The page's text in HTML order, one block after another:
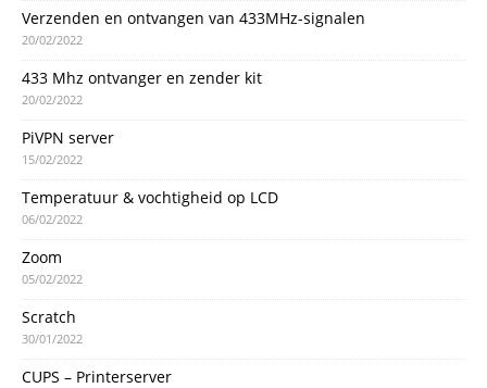
Verzenden en ontvangen van 433MHz-signalen
20/02/2022
433 Mhz ontvanger en zender kit
20/02/2022
PiVPN server
15/02/2022
Temperatuur & vochtigheid op LCD
06/02/2022
Zoom
05/02/2022
Scratch
30/01/2022
CUPS – Printerserver